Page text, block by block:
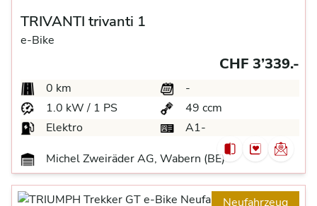
TRIVANTI trivanti 1
e-Bike
CHF 3’339.-
0 km
-
1.0 kW / 1 PS
49 ccm
Elektro
A1-
Michel Zweiräder AG, Wabern (BE)
Neufahrzeug